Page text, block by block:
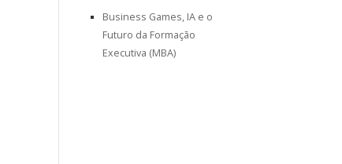
Business Games, IA e o
Futuro da Formação
Executiva (MBA)